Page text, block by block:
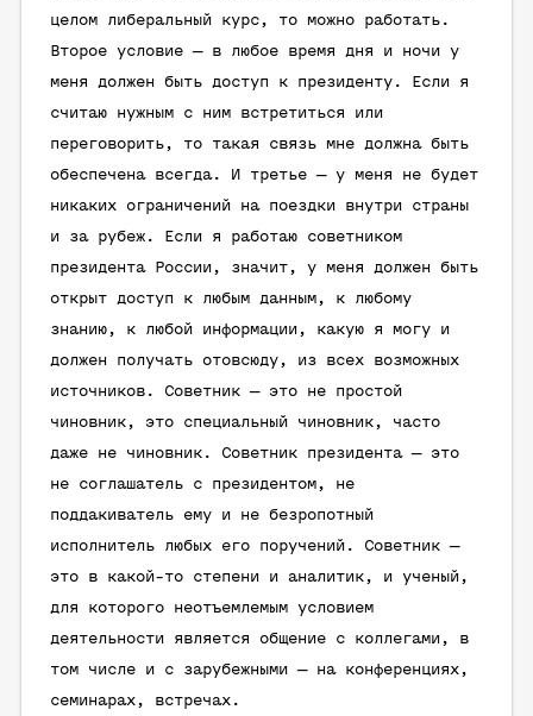
целом либеральный курс, то можно работать.
Второе условие — в любое время дня и ночи у
меня должен быть доступ к президенту. Если я
считаю нужным с ним встретиться или
переговорить, то такая связь мне должна быть
обеспечена всегда. И третье — у меня не будет
никаких ограничений на поездки внутри страны
и за рубеж. Если я работаю советником
президента России, значит, у меня должен быть
открыт доступ к любым данным, к любому
знанию, к любой информации, какую я могу и
должен получать отовсюду, из всех возможных
источников. Советник — это не простой
чиновник, это специальный чиновник, часто
даже не чиновник. Советник президента — это
не соглашатель с президентом, не
поддакиватель ему и не безропотный
исполнитель любых его поручений. Советник —
это в какой-то степени и аналитик, и ученый,
для которого неотъемлемым условием
деятельности является общение с коллегами, в
том числе и с зарубежными — на конференциях,
семинарах, встречах.